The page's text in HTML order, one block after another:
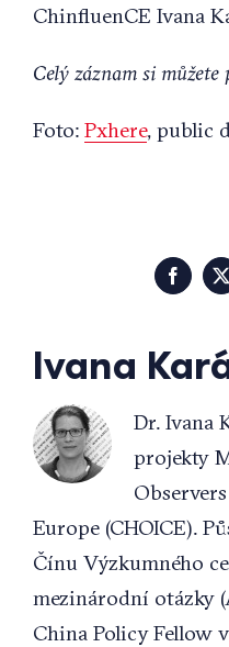
ChinfluenCE Ivana
Celý záznam si můžete
Foto: Pxhere, public
X
Ivana
Dr. Ivana
projekty
Europe (CHOICE).
Čínu Výzkumného
mezinárodní otázky
China Policy Fellow